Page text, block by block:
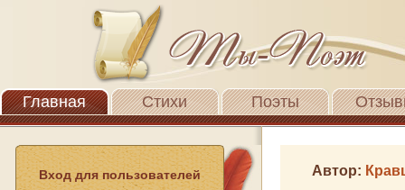
Главная Стихи Поэты
Вход для пользователей
Автор: